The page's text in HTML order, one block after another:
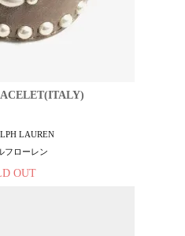
LAUREN
フローレン
OUT